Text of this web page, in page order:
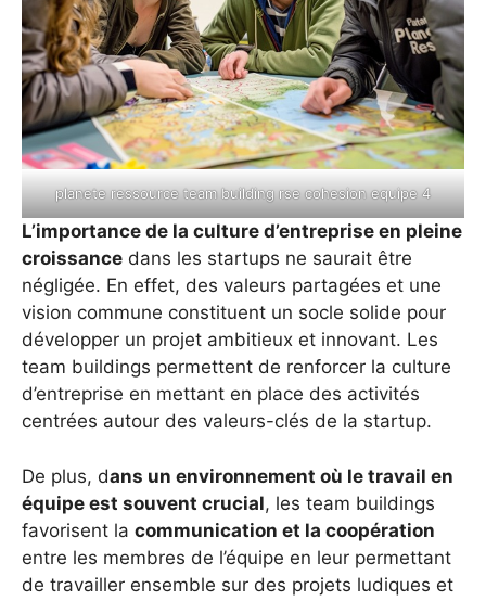
planete ressource team building rse cohesion equipe 4
L’importance de la culture d’entreprise en pleine
croissance dans les startups ne saurait être
négligée. En effet, des valeurs partagées et une
vision commune constituent un socle solide pour
développer un projet ambitieux et innovant. Les
team buildings permettent de renforcer la culture
d’entreprise en mettant en place des activités
centrées autour des valeurs-clés de la startup.
De plus, dans un environnement où le travail en
équipe est souvent crucial, les team buildings
favorisent la communication et la coopération
entre les membres de l’équipe en leur permettant
de travailler ensemble sur des projets ludiques et